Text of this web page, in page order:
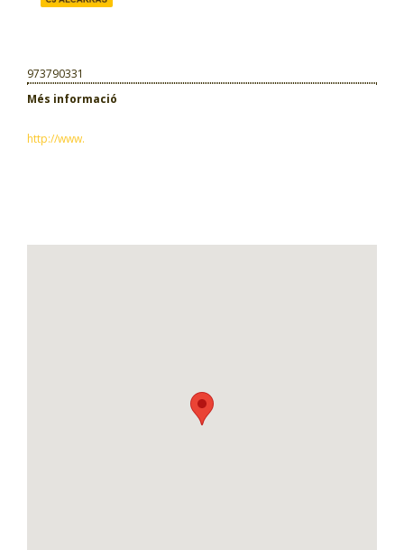
973790331
Més informació
http://www.